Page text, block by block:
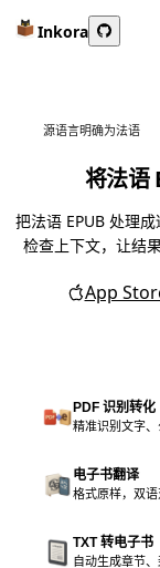
Inkora
源语言明确为法语
将法语
把法语 EPUB 处理
检查上下文，让结
App
PDF 识别转化
精准识别文字
电子书翻译
格式原样，双
TXT 转电子书
自动生成章节、